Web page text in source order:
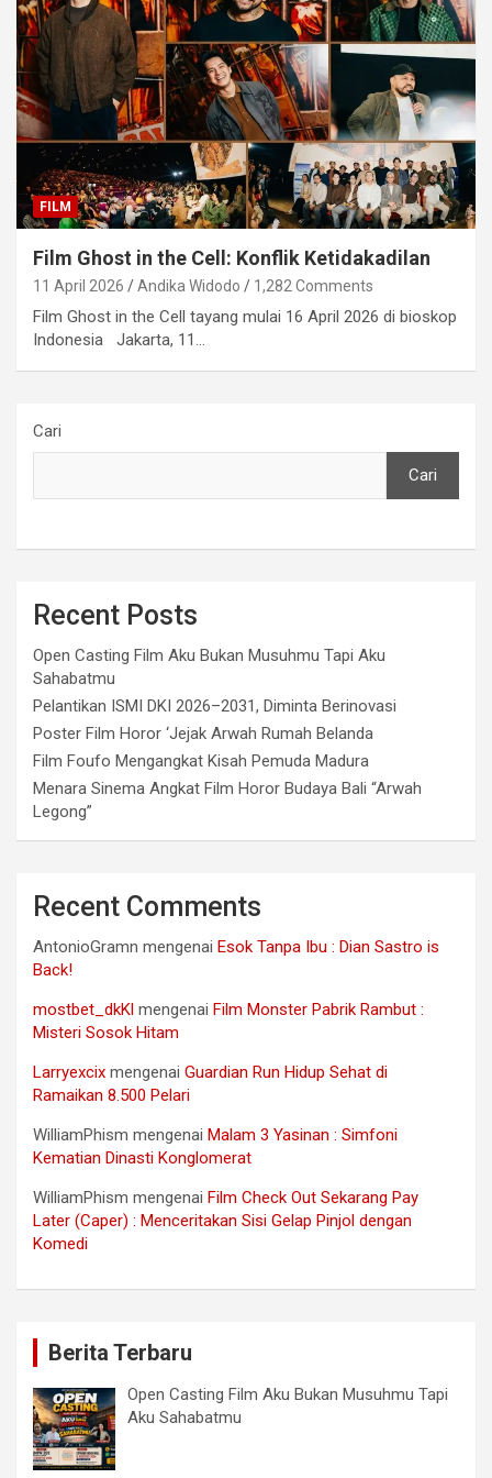
FILM
Film Ghost in the Cell: Konflik Ketidakadilan
11 April 2026 Andika Widodo 1,282 Comments
Film Ghost in the Cell tayang mulai 16 April 2026 di bioskop
Indonesia Jakarta, 11…
Cari
Cari
Recent Posts
Open Casting Film Aku Bukan Musuhmu Tapi Aku
Sahabatmu
Pelantikan ISMI DKI 2026–2031, Diminta Berinovasi
Poster Film Horor ‘Jejak Arwah Rumah Belanda
Film Foufo Mengangkat Kisah Pemuda Madura
Menara Sinema Angkat Film Horor Budaya Bali “Arwah
Legong”
Recent Comments
AntonioGramn mengenai Esok Tanpa Ibu : Dian Sastro is
Back!
mostbet_dkKl mengenai Film Monster Pabrik Rambut :
Misteri Sosok Hitam
Larryexcix mengenai Guardian Run Hidup Sehat di
Ramaikan 8.500 Pelari
WilliamPhism mengenai Malam 3 Yasinan : Simfoni
Kematian Dinasti Konglomerat
WilliamPhism mengenai Film Check Out Sekarang Pay
Later (Caper) : Menceritakan Sisi Gelap Pinjol dengan
Komedi
Berita Terbaru
Open Casting Film Aku Bukan Musuhmu Tapi
Aku Sahabatmu